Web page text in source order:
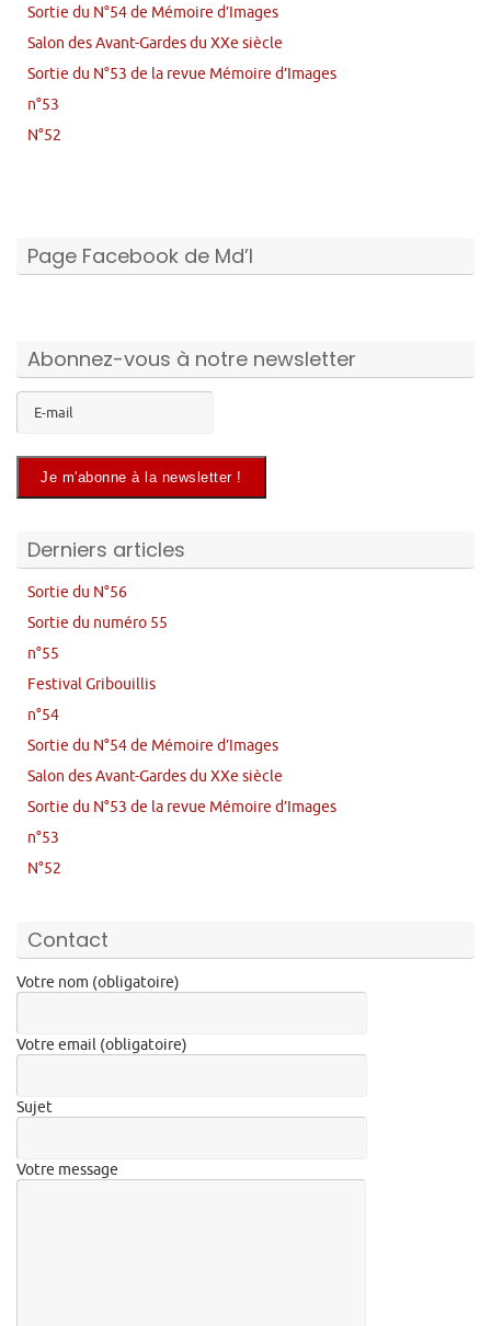
Sortie du N°54 de Mémoire d’Images
Salon des Avant-Gardes du XXe siècle
Sortie du N°53 de la revue Mémoire d’Images
n°53
N°52
Page Facebook de Md’I
Abonnez-vous à notre newsletter
Derniers articles
Sortie du N°56
Sortie du numéro 55
n°55
Festival Gribouillis
n°54
Sortie du N°54 de Mémoire d’Images
Salon des Avant-Gardes du XXe siècle
Sortie du N°53 de la revue Mémoire d’Images
n°53
N°52
Contact
Votre nom (obligatoire)
Votre email (obligatoire)
Sujet
Votre message